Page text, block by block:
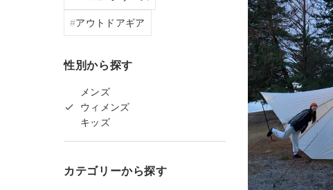
アウトドアギア
性別から探す
メンズ
ウィメンズ
キッズ
カテゴリーから探す